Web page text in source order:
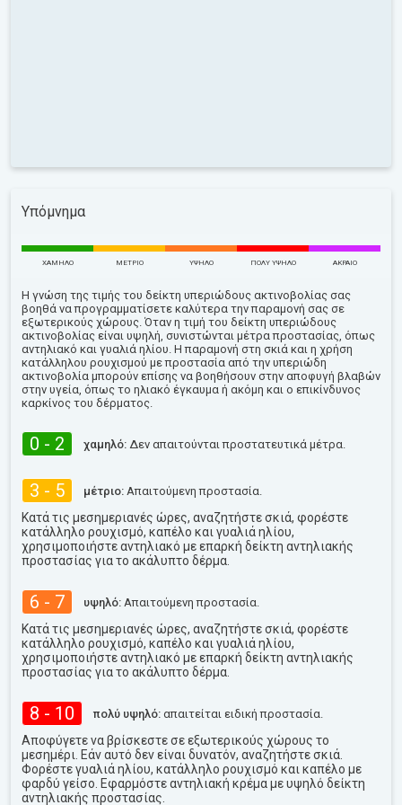
Υπόμνημα
ΧΑΜΗΛΌ ΜΈΤΡΙΟ ΥΨΗΛΌ ΠΟΛΎ ΥΨΗΛΌ ΑΚΡΑΊΟ
Η γνώση της τιμής του δείκτη υπεριώδους ακτινοβολίας σας
βοηθά να προγραμματίσετε καλύτερα την παραμονή σας σε
εξωτερικούς χώρους. Όταν η τιμή του δείκτη υπεριώδους
ακτινοβολίας είναι υψηλή, συνιστώνται μέτρα προστασίας, όπως
αντηλιακό και γυαλιά ηλίου. Η παραμονή στη σκιά και η χρήση
κατάλληλου ρουχισμού με προστασία από την υπεριώδη
ακτινοβολία μπορούν επίσης να βοηθήσουν στην αποφυγή βλαβών
στην υγεία, όπως το ηλιακό έγκαυμα ή ακόμη και ο επικίνδυνος
καρκίνος του δέρματος.
0 - 2 χαμηλό: Δεν απαιτούνται προστατευτικά μέτρα.
3 - 5 μέτριο: Απαιτούμενη προστασία.
Κατά τις μεσημεριανές ώρες, αναζητήστε σκιά, φορέστε
κατάλληλο ρουχισμό, καπέλο και γυαλιά ηλίου,
χρησιμοποιήστε αντηλιακό με επαρκή δείκτη αντηλιακής
προστασίας για το ακάλυπτο δέρμα.
6 - 7 υψηλό: Απαιτούμενη προστασία.
Κατά τις μεσημεριανές ώρες, αναζητήστε σκιά, φορέστε
κατάλληλο ρουχισμό, καπέλο και γυαλιά ηλίου,
χρησιμοποιήστε αντηλιακό με επαρκή δείκτη αντηλιακής
προστασίας για το ακάλυπτο δέρμα.
8 - 10 πολύ υψηλό: απαιτείται ειδική προστασία.
Αποφύγετε να βρίσκεστε σε εξωτερικούς χώρους το
μεσημέρι. Εάν αυτό δεν είναι δυνατόν, αναζητήστε σκιά.
Φορέστε γυαλιά ηλίου, κατάλληλο ρουχισμό και καπέλο με
φαρδύ γείσο. Εφαρμόστε αντηλιακή κρέμα με υψηλό δείκτη
αντηλιακής προστασίας.